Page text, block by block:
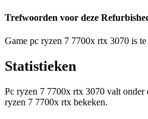
Trefwoorden voor deze
Game pc ryzen 7 7700x rtx 3070 is
Statistieken
Pc ryzen 7 7700x rtx 3070 valt onder
ryzen 7 7700x rtx bekeken.